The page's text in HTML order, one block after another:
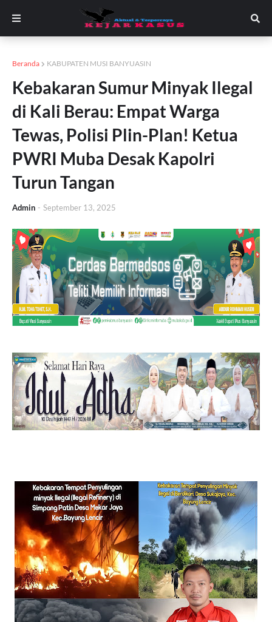
Beranda KABUPATEN MUSI BANYUASIN
Kebakaran Sumur Minyak Ilegal
di Kali Berau: Empat Warga
Tewas, Polisi Plin-Plan! Ketua
PWRI Muba Desak Kapolri
Turun Tangan
Admin - September 13, 2025